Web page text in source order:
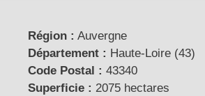
Région : Auvergne
Département : Haute-Loire (43)
Code Postal : 43340
Superficie : 2075 hectares